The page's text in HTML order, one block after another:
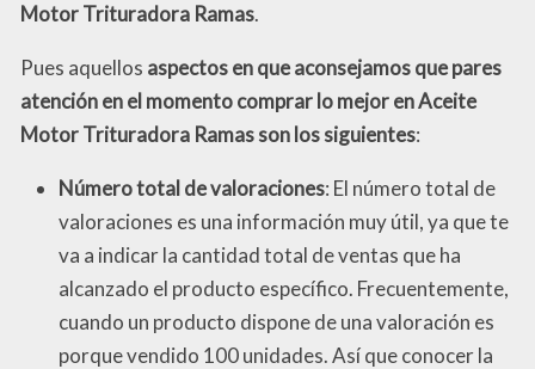
Motor Trituradora Ramas.
Pues aquellos aspectos en que aconsejamos que pares
atención en el momento comprar lo mejor en Aceite
Motor Trituradora Ramas son los siguientes:
Número total de valoraciones: El número total de
valoraciones es una información muy útil, ya que te
va a indicar la cantidad total de ventas que ha
alcanzado el producto específico. Frecuentemente,
cuando un producto dispone de una valoración es
porque vendido 100 unidades. Así que conocer la